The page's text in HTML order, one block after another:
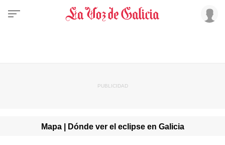
Mapa | Dónde ver el eclipse en Galicia